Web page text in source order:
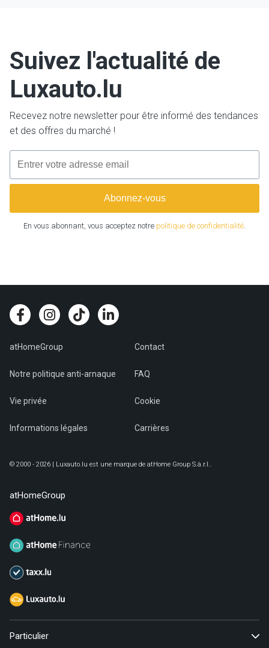
Suivez l'actualité de
Luxauto.lu
Recevez notre newsletter pour être informé des tendances
et des offres du marché !
En vous abonnant, vous acceptez notre politique de confidentialité.
atHomeGroup Contact
Notre politique anti-arnaque FAQ
Vie privée Cookie
Informations légales Carrières
© 2000 - 2026 | Luxauto.lu est une marque de atHome Group S.à.r.l..
atHomeGroup
Particulier